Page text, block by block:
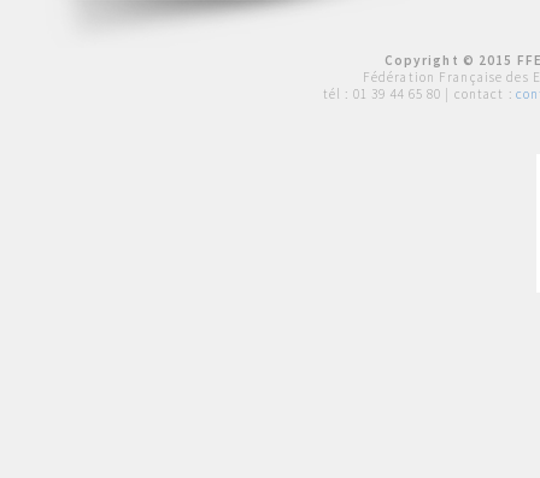
Copyright © 2015
Fédération Française des
tél : 01 39 44 65 80 | contact :